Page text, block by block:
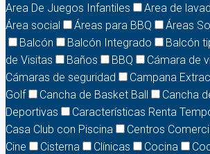
Area De Juegos Infantiles
Area de
Área social
Áreas para BBQ Áreas
Balcón
Balcón Integrado Balcón
de Visitas
Baños BBQ
Cámara de
Cámaras de seguridad
Campana
Golf
Cancha de Basket Ball Cancha
Deportivas
Características Renta
Casa Club con Piscina
Centros
Cine
Cisterna Clínicas Cocina